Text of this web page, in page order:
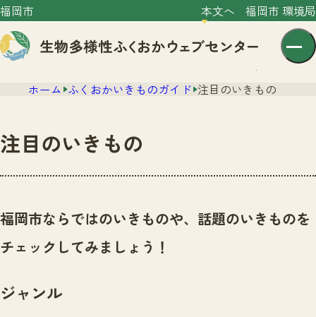
福岡市 本文へ 福岡市 環境局
センター紹介
センター紹介TOP
サイトポリシー
ニュース
いきものガイド
イベント
ホーム ふくおかいきものガイド 注目のいきもの
注目のいきもの
福岡市ならではのいきものや、話題のいきものを
チェックしてみましょう！
ジャンル